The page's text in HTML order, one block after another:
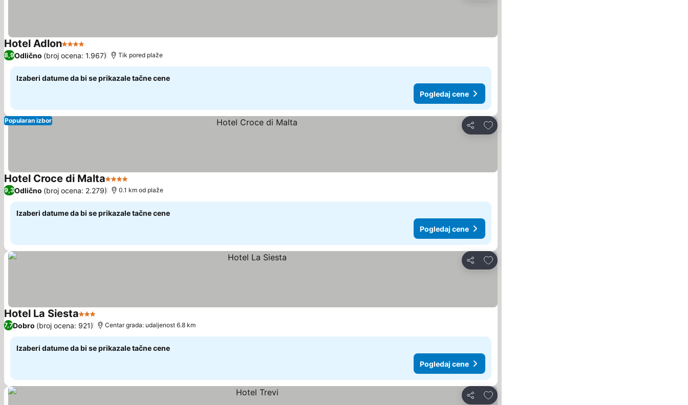
Hotel Adlon4 Zvezdice
8,9Odlično (broj ocena: 1.967) Tik pored plaže
Izaberi datume da bi se prikazale tačne cene
Pogledaj cene
Deli
Dodati u favorite
Popularan izbor
Hotel Croce di Malta4 Zvezdice
9,3Odlično (broj ocena: 2.279) 0.1 km od plaže
Izaberi datume da bi se prikazale tačne cene
Pogledaj cene
Deli
Dodati u favorite
Hotel La Siesta3 Zvezdice
7,7Dobro (broj ocena: 921) Centar grada: udaljenost 6.8 km
Izaberi datume da bi se prikazale tačne cene
Pogledaj cene
Deli
Dodati u favorite